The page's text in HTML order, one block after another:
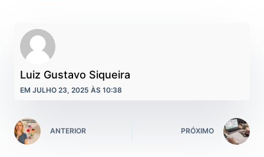
Luiz Gustavo Siqueira
EM JULHO 23, 2025 ÀS 10:38
ANTERIOR PRÓXIMO